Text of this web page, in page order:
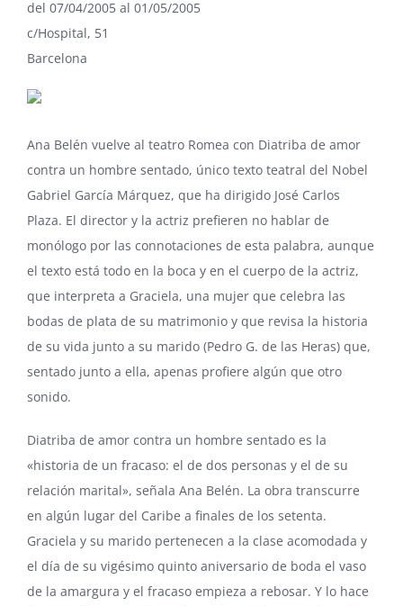
del 07/04/2005 al 01/05/2005
c/Hospital, 51
Barcelona
Ana Belén vuelve al teatro Romea con Diatriba de amor
contra un hombre sentado, único texto teatral del Nobel
Gabriel García Márquez, que ha dirigido José Carlos
Plaza. El director y la actriz prefieren no hablar de
monólogo por las connotaciones de esta palabra, aunque
el texto está todo en la boca y en el cuerpo de la actriz,
que interpreta a Graciela, una mujer que celebra las
bodas de plata de su matrimonio y que revisa la historia
de su vida junto a su marido (Pedro G. de las Heras) que,
sentado junto a ella, apenas profiere algún que otro
sonido.
Diatriba de amor contra un hombre sentado es la
«historia de un fracaso: el de dos personas y el de su
relación marital», señala Ana Belén. La obra transcurre
en algún lugar del Caribe a finales de los setenta.
Graciela y su marido pertenecen a la clase acomodada y
el día de su vigésimo quinto aniversario de boda el vaso
de la amargura y el fracaso empieza a rebosar. Y lo hace